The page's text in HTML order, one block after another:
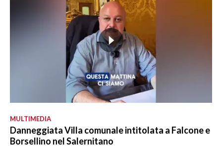
MULTIMEDIA
Danneggiata Villa comunale intitolata a Falcone e
Borsellino nel Salernitano